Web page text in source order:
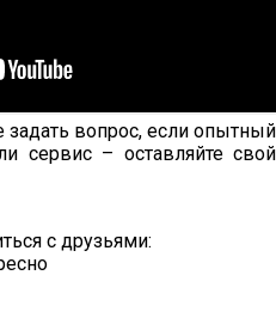
вопрос, если опытный
сервис – оставляйте свой
с друзьями: